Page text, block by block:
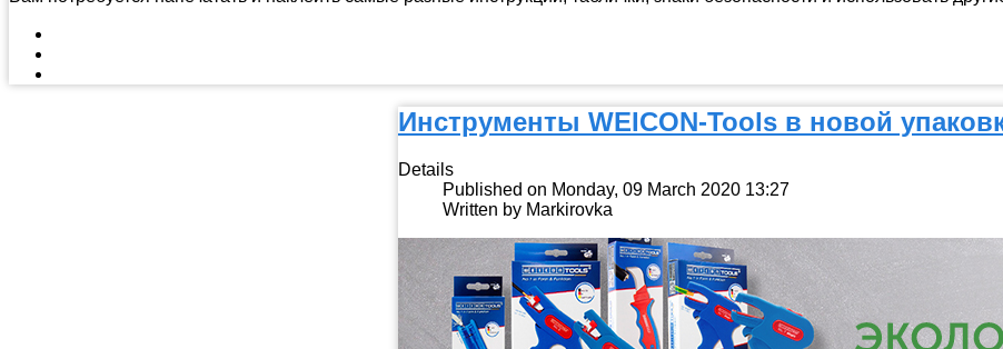
Инструменты WEICON-Tools в новой
Details
Published on Monday, 09 March 2020 13:27
Written by Markirovka